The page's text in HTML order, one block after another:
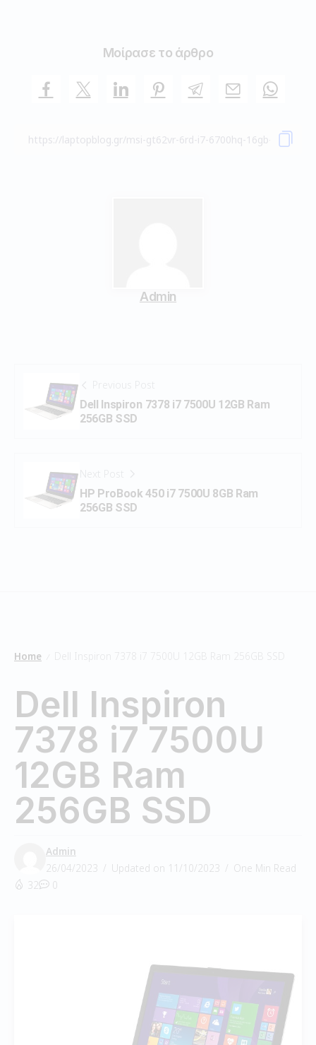
Μοίρασε το άρθρο
Admin
Previous Post
Dell Inspiron 7378 i7 7500U 12GB Ram
256GB SSD
Next Post
HP ProBook 450 i7 7500U 8GB Ram
256GB SSD
Home Dell Inspiron 7378 i7 7500U 12GB Ram 256GB SSD
Dell Inspiron
7378 i7 7500U
12GB Ram
256GB SSD
Admin
26/04/2023
Updated on 11/10/2023
One Min Read
32
0